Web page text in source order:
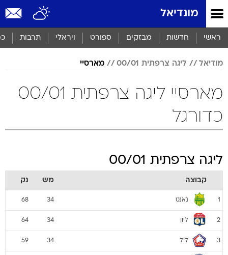
מונדיאל
ראשי חדשות מבזקים ספורט ויראלי תרבות
מודיאל ליגה צרפתית 00/01 מארסיי
מארסיי ליגה צרפתית 00/01
כדורגל
ליגה צרפתית 00/01
קבוצה מש נק
1 נאנט 34
68
2 ליון 34
64
3 ליל 34
59